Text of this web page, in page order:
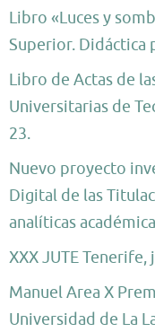
Libro «Luces y
Superior. Didáctica
Libro de Actas de
Universitarias de
23.
Nuevo proyecto
Digital de las
analíticas
XXX JUTE Tenerife,
Manuel Area X
Universidad de La